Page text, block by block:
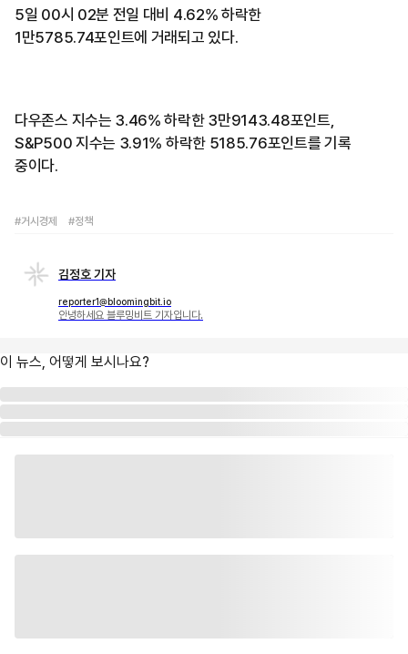
5일 00시 02분 전일 대비 4.62% 하락한
1만5785.74포인트에 거래되고 있다.
다우존스 지수는 3.46% 하락한 3만9143.48포인트,
S&P500 지수는 3.91% 하락한 5185.76포인트를 기록
중이다.
#거시경제 #정책
김정호 기자
reporter1@bloomingbit.io
안녕하세요 블루밍비트 기자입니다.
이 뉴스, 어떻게 보시나요?